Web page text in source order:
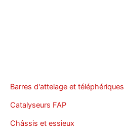
Barres d'attelage et téléphériques
Catalyseurs FAP
Châssis et essieux